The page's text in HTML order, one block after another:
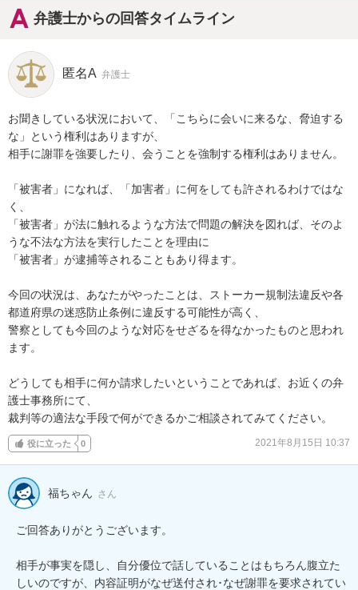
弁護士からの回答タイムライン
匿名A 弁護士
お聞きしている状況において、「こちらに会いに来るな、脅迫する
な」という権利はありますが、
相手に謝罪を強要したり、会うことを強制する権利はありません。
「被害者」になれば、「加害者」に何をしても許されるわけではな
く、
「被害者」が法に触れるような方法で問題の解決を図れば、そのよ
うな不法な方法を実行したことを理由に
「被害者」が逮捕等されることもあり得ます。
今回の状況は、あなたがやったことは、ストーカー規制法違反や各
都道府県の迷惑防止条例に違反する可能性が高く、
警察としても今回のような対応をせざるを得なかったものと思われ
ます。
どうしても相手に何か請求したいということであれば、お近くの弁
護士事務所にて、
裁判等の適法な手段で何ができるかご相談されてみてください。
役に立った 0 2021年8月15日 10:37
福ちゃん さん
ご回答ありがとうございます。
相手が事実を隠し、自分優位で話していることはもちろん腹立た
しいのですが、内容証明がなぜ送付され･なぜ謝罪を要求されてい